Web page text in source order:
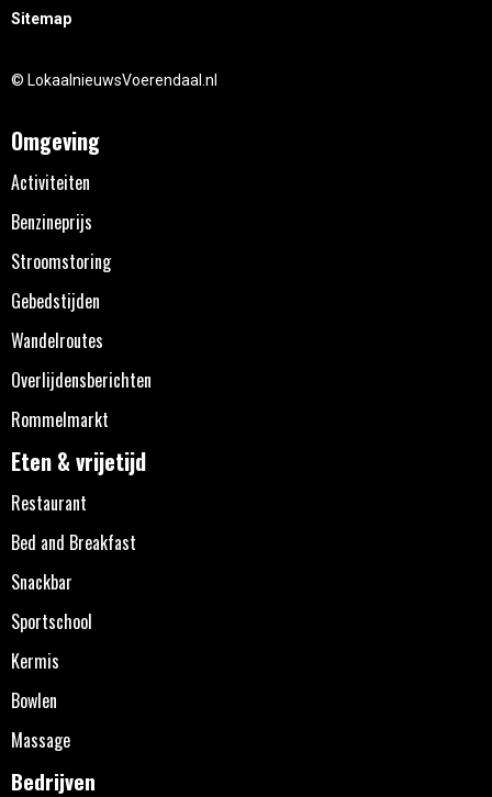
Sitemap
© LokaalnieuwsVoerendaal.nl
Omgeving
Activiteiten
Benzineprijs
Stroomstoring
Gebedstijden
Wandelroutes
Overlijdensberichten
Rommelmarkt
Eten & vrijetijd
Restaurant
Bed and Breakfast
Snackbar
Sportschool
Kermis
Bowlen
Massage
Bedrijven